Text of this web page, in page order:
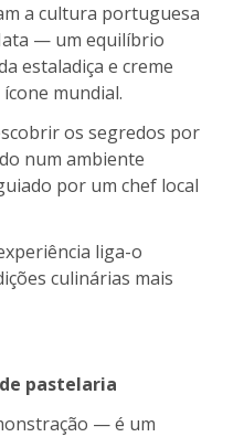
a cultura portuguesa
— um equilíbrio
estaladiça e creme
mundial.
os segredos por
num ambiente
por um chef local
liga-o
culinárias mais
pastelaria
— é um